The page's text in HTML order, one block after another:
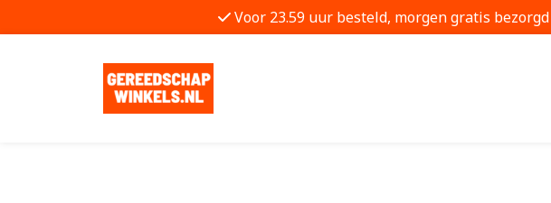
Voor 23.59 uur besteld, morgen gratis bezorgd